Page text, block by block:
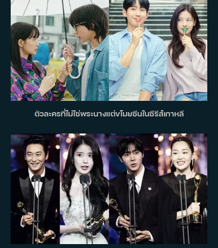
ตัวละครที่ไม่ใช่พระนางแต่ขโมยซีนในซีรีส์เกาหลี